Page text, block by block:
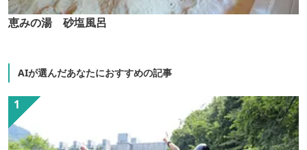
恵みの湯 砂塩風呂
AIが選んだあなたにおすすめの記事